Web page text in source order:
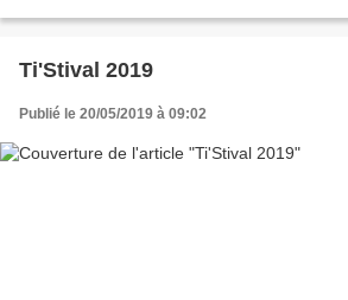
Ti'Stival 2019
Publié le 20/05/2019 à 09:02